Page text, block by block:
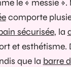
le « messie ».
comporte
sécurisée, la
et esthétisme.
que la barre